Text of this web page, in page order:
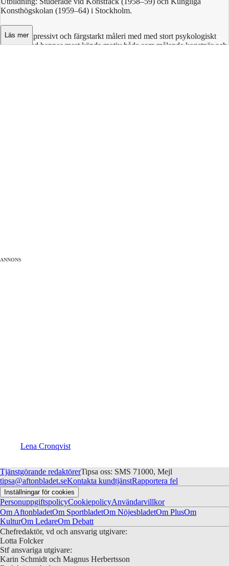
Konsthögskolan (1959–64) i Stockholm.
Konst: Expressivt och färgstarkt måleri med med stort psykologiskt
djup. Bland hennes mest kända motiv både som målande konstnär och
Läs mer
ANNONS
Lena Cronqvist
Tjänstgörande redaktörerTipsa oss: SMS 71000, Mejl
tipsa@aftonbladet.seKontakta kundtjänstRapportera fel
Inställningar för cookies
PersonuppgiftspolicyCookiepolicyAnvändarvillkor
Om AftonbladetOm SportbladetOm NöjesbladetOm PlusOm
KulturOm LedareOm Debatt
Chefredaktör, vd och ansvarig utgivare:
Lotta Folcker
Stf ansvariga utgivare:
Karin Schmidt och Magnus Herbertsson